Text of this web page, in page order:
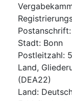
Postanschrift:
Stadt: Bonn
Postleitzahl:
Land,
(DEA22)
Land: